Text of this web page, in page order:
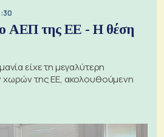
ΑΕΠ της ΕΕ - Η θέση
είχε τη μεγαλύτερη
χωρών της ΕΕ, ακολουθούμενη